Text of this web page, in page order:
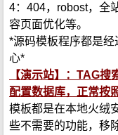
4：404，robost，全
容页面优化等。
*源码模板程序都是
心*
【演示站】：TAG
配置数据库，正常按
模板都是在本地火绒
些不需要的功能，移